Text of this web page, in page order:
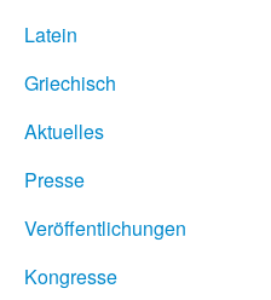
Latein
Griechisch
Aktuelles
Presse
Veröffentlichungen
Kongresse